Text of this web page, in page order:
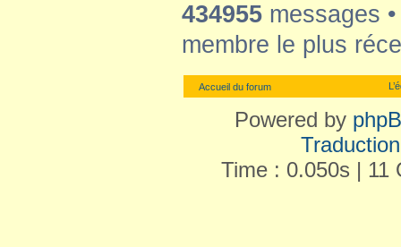
434955 messages
membre le plus
Accueil du forum
Powered by
Time : 0.050s | 11